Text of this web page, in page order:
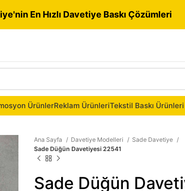
ÜrünlerReklam ÜrünleriTekstil Baskı Ürünleri
Ana Sayfa Davetiye Modelleri
Sade Davetiye
Sade Düğün Davetiyesi 22541
Sade Düğün
En Hızlı Davetiye Baskı Çözümleri